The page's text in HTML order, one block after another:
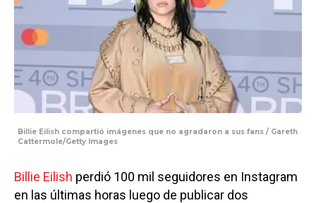
Billie Eilish compartió imágenes que no agradaron a sus fans / Gareth
Cattermole/Getty Images
Billie Eilish perdió 100 mil seguidores en Instagram
en las últimas horas luego de publicar dos